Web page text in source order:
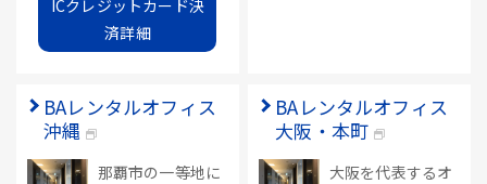
ICクレジットカード決
済詳細
BAレンタルオフィス
沖縄
那覇市の一等地に
BAレンタルオフィス
大阪・本町
大阪を代表するオ